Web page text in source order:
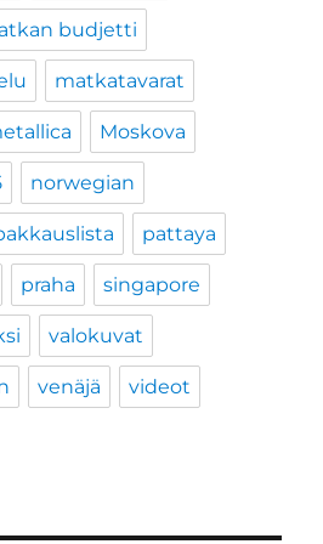
budjetti
matkatavarat
Moskova
norwegian
pattaya
praha singapore
valokuvat
venäjä videot